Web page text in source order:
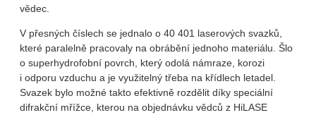
vědec.
V přesných číslech se jednalo o 40 401 laserových svazků,
které paralelně pracovaly na obrábění jednoho materiálu. Šlo
o superhydrofobní povrch, který odolá námraze, korozi
i odporu vzduchu a je využitelný třeba na křídlech letadel.
Svazek bylo možné takto efektivně rozdělit díky speciální
difrakční mřížce, kterou na objednávku vědců z HiLASE